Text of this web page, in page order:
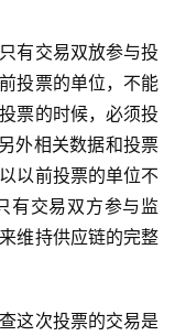
有交易双放参与投
投票的单位，不能
票的时候，必须投
外相关数据和投票
以前投票的单位不
有交易双方参与监
维持供应链的完整
这次投票的交易是